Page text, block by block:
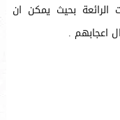
الرائعة بحيث يمكن ان
اعجابهم .